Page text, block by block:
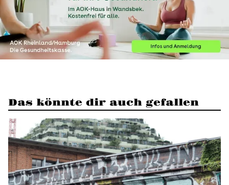
Das könnte dir auch gefallen